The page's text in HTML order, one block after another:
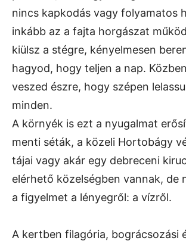
nincs kapkodás vagy folyamatos
inkább az a fajta horgászat
kiülsz a stégre, kényelmesen
hagyod, hogy teljen a nap.
veszed észre, hogy szépen
minden.
A környék is ezt a nyugalmat
menti séták, a közeli Hortobágy
tájai vagy akár egy debreceni
elérhető közelségben vannak, de
a figyelmet a lényegről: a vízről.
A kertben filagória, bográcsozási